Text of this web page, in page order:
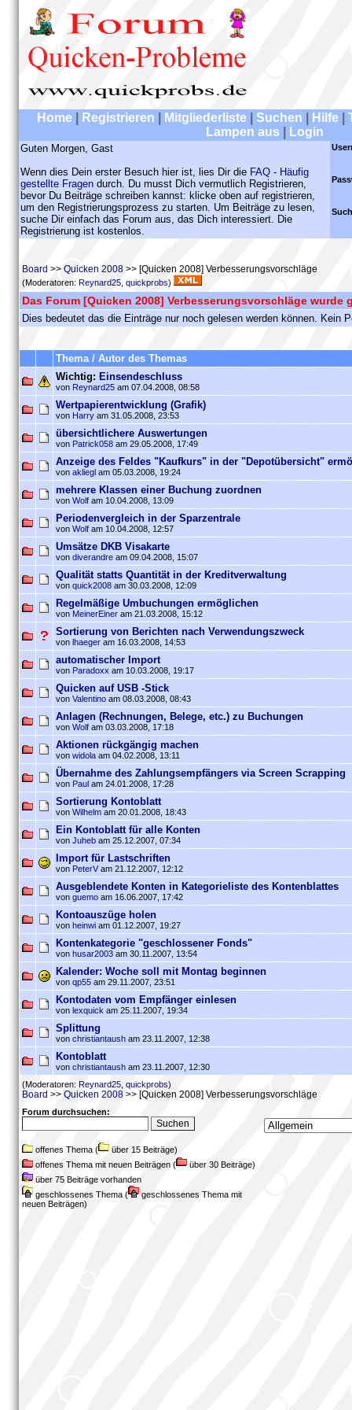
Home Registrieren Mitgliederliste Suchen Hilfe
Lampen aus
Login
Guten Morgen, Gast
Wenn dies Dein erster Besuch hier ist, lies Dir die FAQ - Häufig
gestellte Fragen durch. Du musst Dich vermutlich Registrieren,
bevor Du Beiträge schreiben kannst: klicke oben auf registrieren,
um den Registrierungsprozess zu starten. Um Beiträge zu lesen,
suche Dir einfach das Forum aus, das Dich interessiert. Die
Registrierung ist kostenlos.
Board >> Quicken 2008 >> [Quicken 2008] Verbesserungsvorschläge
(Moderatoren: Reynard25 quickprobs)
Das Forum [Quicken 2008] Verbesserungsvorschläge wurde
Dies bedeutet das die Einträge nur noch gelesen werden können. Kein
Thema / Autor des Themas
Wichtig: Einsendeschluss
von Reynard25 am 07.04.2008, 08:58
Wertpapierentwicklung (Grafik)
von Harry am 31.05.2008, 23:53
übersichtlichere Auswertungen
von Patrick058 am 29.05.2008, 17:49
Anzeige des Feldes "Kaufkurs" in der "Depotübersicht"
von akliegl am 05.03.2008, 19:24
mehrere Klassen einer Buchung zuordnen
von Wolf am 10.04.2008, 13:09
Periodenvergleich in der Sparzentrale
von Wolf am 10.04.2008, 12:57
Umsätze DKB Visakarte
von diverandre am 09.04.2008, 15:07
Qualität statts Quantität in der Kreditverwaltung
von quick2008 am 30.03.2008, 12:09
Regelmäßige Umbuchungen ermöglichen
von MeinerEiner am 21.03.2008, 15:12
Sortierung von Berichten nach Verwendungszweck
von lhaeger am 16.03.2008, 14:53
automatischer Import
von Paradoxx am 10.03.2008, 19:17
Quicken auf USB -Stick
von Valentino am 08.03.2008, 08:43
Anlagen (Rechnungen, Belege, etc.) zu Buchungen
von Wolf am 03.03.2008, 17:18
Aktionen rückgängig machen
von widola am 04.02.2008, 13:11
Übernahme des Zahlungsempfängers via Screen Scrapping
von Paul am 24.01.2008, 17:28
Sortierung Kontoblatt
von Wilhelm am 20.01.2008, 18:43
Ein Kontoblatt für alle Konten
von Juheb am 25.12.2007, 07:34
Import für Lastschriften
von PeterV am 21.12.2007, 12:12
Ausgeblendete Konten in Kategorieliste des Kontenblattes
von guemo am 16.06.2007, 17:42
Kontoauszüge holen
von heinwi am 01.12.2007, 19:27
Kontenkategorie "geschlossener Fonds"
von husar2003 am 30.11.2007, 13:54
Kalender: Woche soll mit Montag beginnen
von qp55 am 29.11.2007, 23:51
Kontodaten vom Empfänger einlesen
von lexquick am 25.11.2007, 19:34
Splittung
von christiantaush am 23.11.2007, 12:38
Kontoblatt
von christiantaush am 23.11.2007, 12:30
(Moderatoren: Reynard25 quickprobs)
Board >> Quicken 2008 >> [Quicken 2008] Verbesserungsvorschläge
Forum durchsuchen:
offenes Thema (
über 15 Beiträge)
offenes Thema mit neuen Beiträgen (
über 30 Beiträge)
über 75 Beiträge vorhanden
geschlossenes Thema (
geschlossenes Thema mit
neuen Beiträgen)